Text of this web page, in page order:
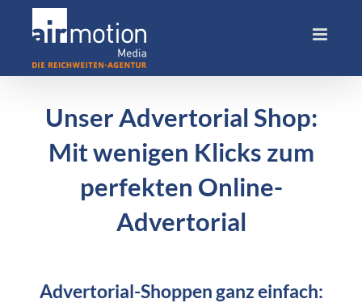
Unser Advertorial Shop:
Mit wenigen Klicks zum
perfekten Online-
Advertorial
Advertorial-Shoppen ganz einfach: